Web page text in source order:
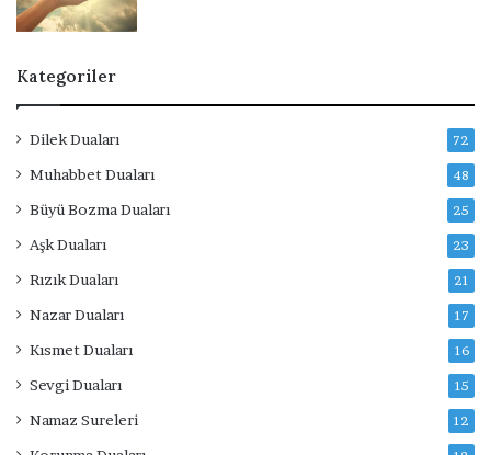
Kategoriler
Dilek Duaları 72
Muhabbet Duaları 48
Büyü Bozma Duaları 25
Aşk Duaları 23
Rızık Duaları 21
Nazar Duaları 17
Kısmet Duaları 16
Sevgi Duaları 15
Namaz Sureleri 12